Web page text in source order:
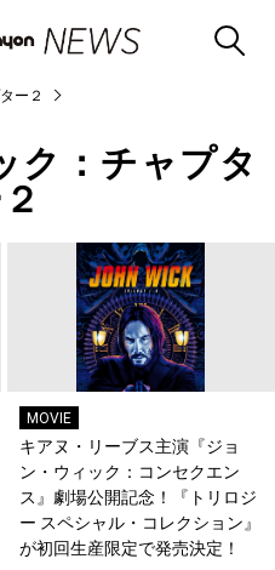
ー２
ク：チャプタ
MOVIE
キアヌ・リーブス主演『ジョ
ン・ウィック：コンセクエン
ス』劇場公開記念！『トリロジ
ー スペシャル・コレクション』
が初回生産限定で発売決定！